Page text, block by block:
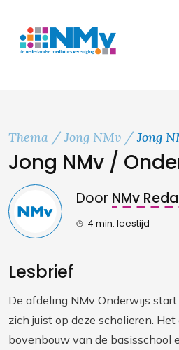
Thema Jong NMv Jong
Jong NMv /
Door NMv
4 min. leestijd
Lesbrief
De afdeling NMv Onderwijs
zich juist op deze scholieren.
bovenbouw van de basisschool